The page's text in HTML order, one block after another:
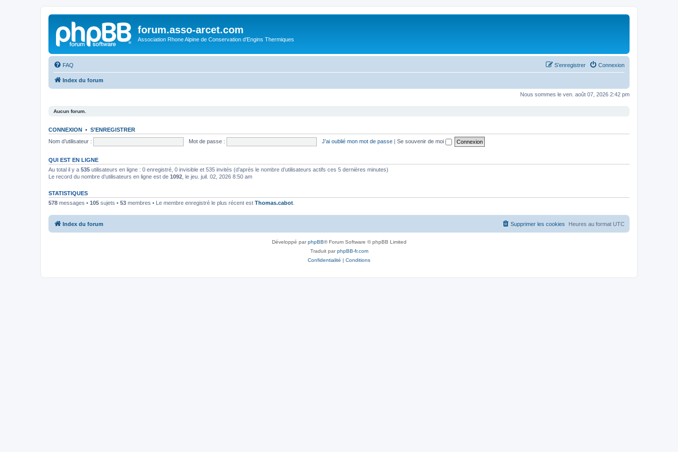
forum.asso-arcet.com
Association Rhone Alpine de Conservation d'Engins Thermiques
FAQ Connexion
S’enregistrer
Index du forum
Nous sommes le ven. août 07, 2026 2:42 pm
Aucun forum.
CONNEXION • S’ENREGISTRER
Nom d’utilisateur :
Mot de passe : J’ai oublié mon mot de passe | Se souvenir de moi
QUI EST EN LIGNE
Au total il y a 535 utilisateurs en ligne : 0 enregistré, 0 invisible et 535 invités (d’après le nombre d’utilisateurs actifs ces 5 dernières minutes)
Le record du nombre d’utilisateurs en ligne est de 1092 , le jeu. juil. 02, 2026 8:50 am
STATISTIQUES
578 messages • 105 sujets • 53 membres • Le membre enregistré le plus récent est Thomas.cabot
Index du forum Heures au format UTC
Supprimer les cookies
Développé parphpBB® Forum Software © phpBB Limited
Traduit parphpBB-fr.com
Confidentialité | Conditions